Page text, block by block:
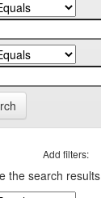
Add filters:
the search